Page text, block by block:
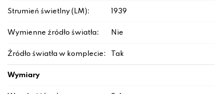
Strumień świetlny (LM): 1939
Wymienne źródło światła: Nie
Źródło światła w komplecie: Tak
Wymiary